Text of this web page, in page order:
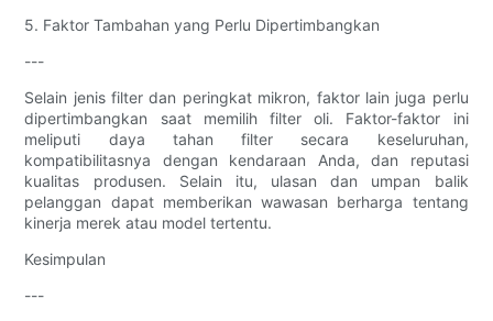
5. Faktor Tambahan yang Perlu Dipertimbangkan
---
Selain jenis filter dan peringkat mikron, faktor lain juga perlu
dipertimbangkan saat memilih filter oli. Faktor-faktor ini
meliputi daya tahan filter secara keseluruhan,
kompatibilitasnya dengan kendaraan Anda, dan reputasi
kualitas produsen. Selain itu, ulasan dan umpan balik
pelanggan dapat memberikan wawasan berharga tentang
kinerja merek atau model tertentu.
Kesimpulan
---